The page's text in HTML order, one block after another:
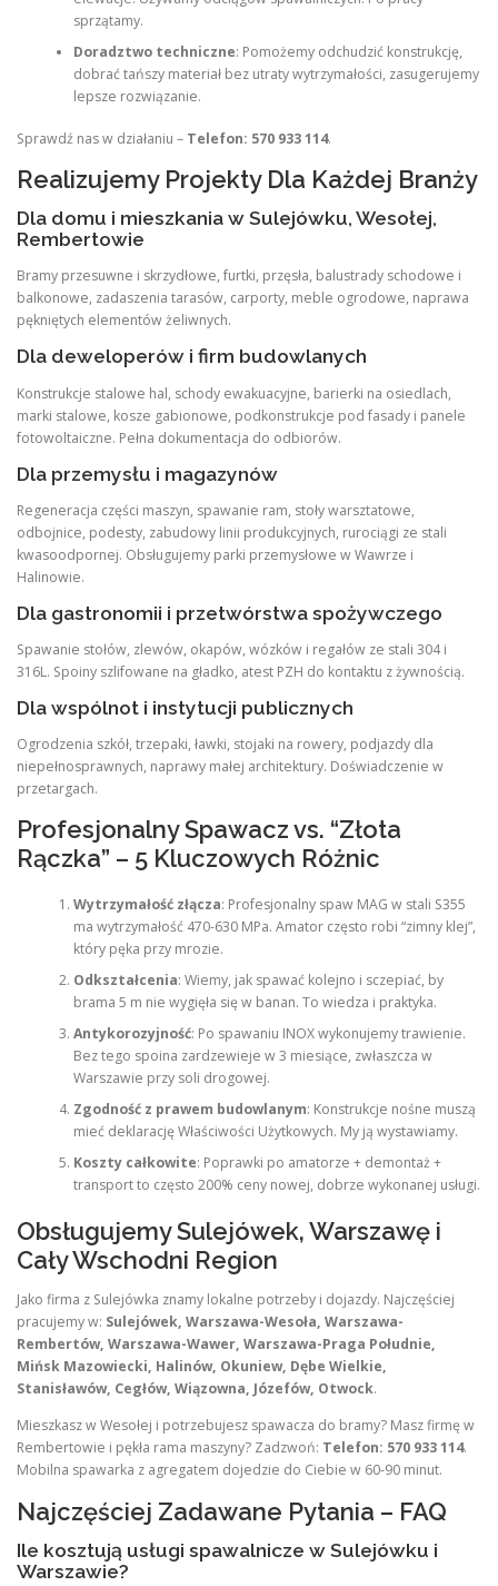
sprzątamy.
Doradztwo techniczne: Pomożemy odchudzić konstrukcję,
dobrać tańszy materiał bez utraty wytrzymałości, zasugerujemy
lepsze rozwiązanie.
Sprawdź nas w działaniu – Telefon: 570 933 114.
Realizujemy Projekty Dla Każdej Branży
Dla domu i mieszkania w Sulejówku, Wesołej,
Rembertowie
Bramy przesuwne i skrzydłowe, furtki, przęsła, balustrady schodowe i
balkonowe, zadaszenia tarasów, carporty, meble ogrodowe, naprawa
pękniętych elementów żeliwnych.
Dla deweloperów i firm budowlanych
Konstrukcje stalowe hal, schody ewakuacyjne, barierki na osiedlach,
marki stalowe, kosze gabionowe, podkonstrukcje pod fasady i panele
fotowoltaiczne. Pełna dokumentacja do odbiorów.
Dla przemysłu i magazynów
Regeneracja części maszyn, spawanie ram, stoły warsztatowe,
odbojnice, podesty, zabudowy linii produkcyjnych, rurociągi ze stali
kwasoodpornej. Obsługujemy parki przemysłowe w Wawrze i
Halinowie.
Dla gastronomii i przetwórstwa spożywczego
Spawanie stołów, zlewów, okapów, wózków i regałów ze stali 304 i
316L. Spoiny szlifowane na gładko, atest PZH do kontaktu z żywnością.
Dla wspólnot i instytucji publicznych
Ogrodzenia szkół, trzepaki, ławki, stojaki na rowery, podjazdy dla
niepełnosprawnych, naprawy małej architektury. Doświadczenie w
przetargach.
Profesjonalny Spawacz vs. “Złota
Rączka” – 5 Kluczowych Różnic
Wytrzymałość złącza: Profesjonalny spaw MAG w stali S355
ma wytrzymałość 470-630 MPa. Amator często robi “zimny klej”,
który pęka przy mrozie.
Odkształcenia: Wiemy, jak spawać kolejno i sczepiać, by
brama 5 m nie wygięła się w banan. To wiedza i praktyka.
Antykorozyjność: Po spawaniu INOX wykonujemy trawienie.
Bez tego spoina zardzewieje w 3 miesiące, zwłaszcza w
Warszawie przy soli drogowej.
Zgodność z prawem budowlanym: Konstrukcje nośne muszą
mieć deklarację Właściwości Użytkowych. My ją wystawiamy.
Koszty całkowite: Poprawki po amatorze + demontaż +
transport to często 200% ceny nowej, dobrze wykonanej usługi.
Obsługujemy Sulejówek, Warszawę i
Cały Wschodni Region
Jako firma z Sulejówka znamy lokalne potrzeby i dojazdy. Najczęściej
pracujemy w: Sulejówek, Warszawa-Wesoła, Warszawa-
Rembertów, Warszawa-Wawer, Warszawa-Praga Południe,
Mińsk Mazowiecki, Halinów, Okuniew, Dębe Wielkie,
Stanisławów, Cegłów, Wiązowna, Józefów, Otwock.
Mieszkasz w Wesołej i potrzebujesz spawacza do bramy? Masz firmę w
Rembertowie i pękła rama maszyny? Zadzwoń: Telefon: 570 933 114.
Mobilna spawarka z agregatem dojedzie do Ciebie w 60-90 minut.
Najczęściej Zadawane Pytania – FAQ
Ile kosztują usługi spawalnicze w Sulejówku i
Warszawie?